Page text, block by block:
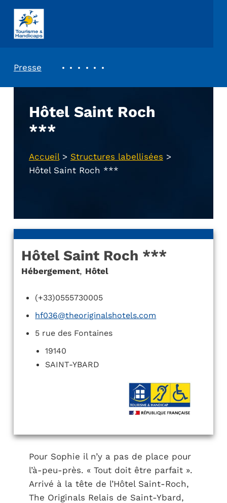
ASSOCIATION TOURISME ET HANDICAPS
Presse
Hôtel Saint Roch
***
Accueil> Structures labellisées >
Hôtel Saint Roch ***
Hôtel Saint Roch ***
Hébergement, Hôtel
(+33)0555730005
hf036@theoriginalshotels.com
5 rue des Fontaines
19140
SAINT-YBARD
Pour Sophie il n’y a pas de place pour
l’à-peu-près. « Tout doit être parfait ».
Arrivé à la tête de l’Hôtel Saint-Roch,
The Originals Relais de Saint-Ybard,